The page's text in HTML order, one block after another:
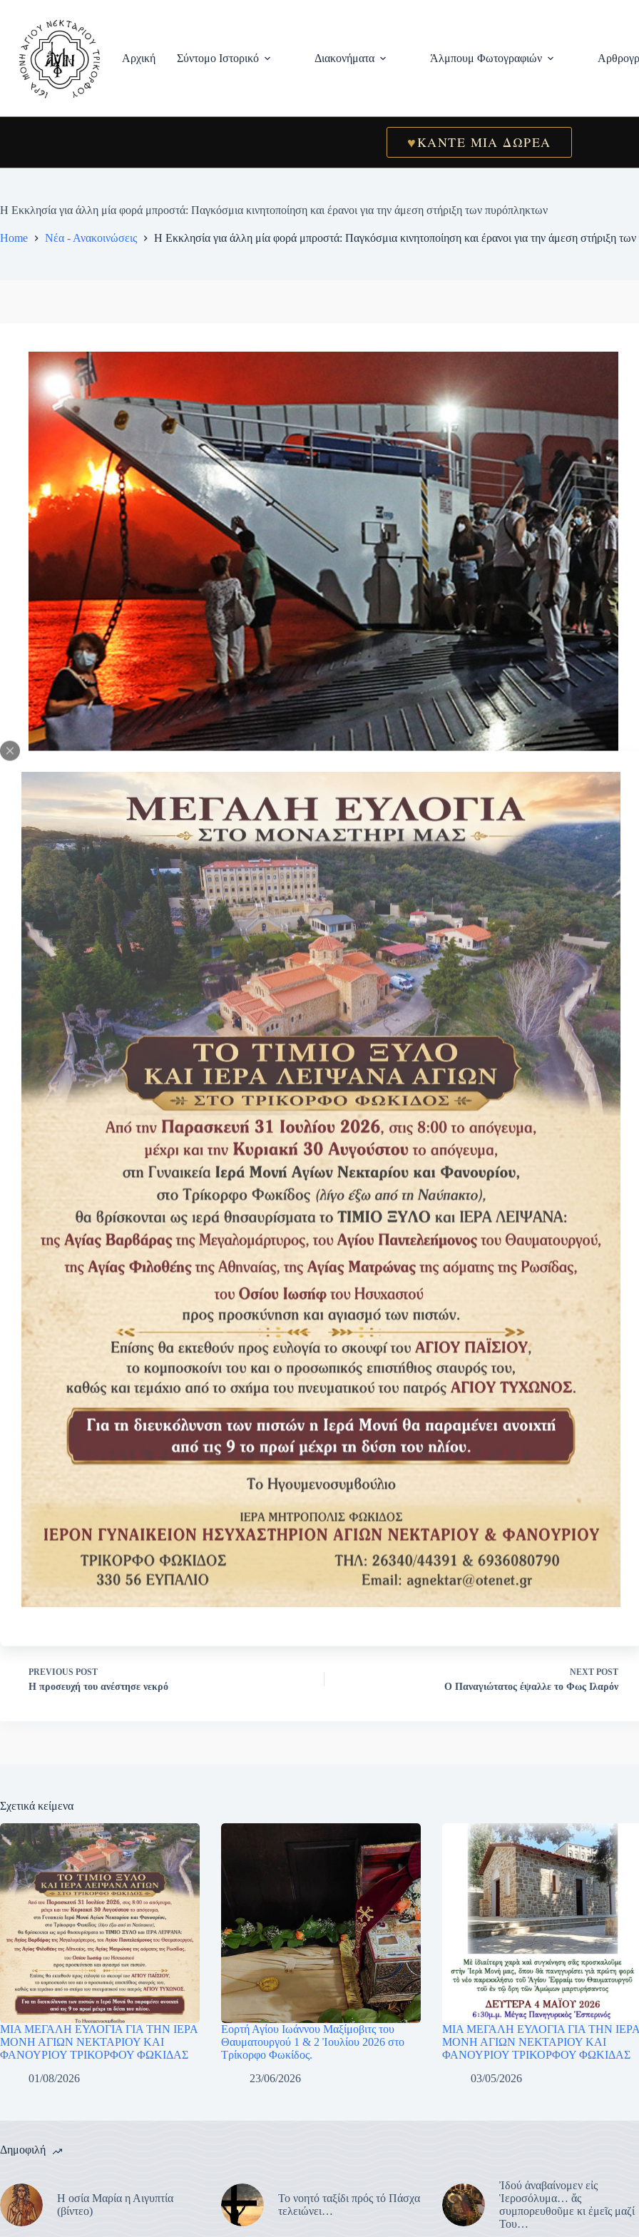
content
Αρχική Σύντομο Ιστορικό Διακονήματα Άλμπουμ Φωτογραφιών
♥ΚΑΝΤΕ ΜΙΑ ΔΩΡΕΑ
Η Εκκλησία για άλλη μία φορά μπροστά: Παγκόσμια κινητοποίηση και έρανοι για την άμεση στήριξη των πυρόπληκτων
Home Νέα - Ανακοινώσεις Η Εκκλησία για άλλη μία φορά μπροστά: Παγκόσμια κινητοποίηση και έρανοι για την άμεση στήριξη
Η Εκκλησία, για άλλη μία φορά, είναι αυτή που μπαίνει μπροστά τις κρίσιμες ώρες, προσφέροντας άμεσα και ουσιαστικά για την
υλική ανακούφιση των πυροπλήκτων στην Ελλάδα. Η κινητοποίηση είναι στα πέρατα της Υφηλίου και οι εκκλήσεις των
Ιεραρχών απευθύνονται στο παγκόσμιο πλήρωμα της Εκκλησίας για εράνους και άμεσες δωρεές που θα είναι άμεσα
αξιοποιήσιμες.
Η Ιερά Αρχιεπικοπή Αυστραλίας, η Ιερά Αρχιεπισκοπή Αμερικής, η Ιερά Αρχιεπισκοπή Θυατείρων και Μεγάλης Βρετανίας και
φυσικά οι Ιερές Μητροπόλεις της Εκκλησίας της Ελλάδος έχουν ήδη ανακοινώσει τραπεζικούς λογαριασμούς στήριξης και έχουν
προβεί σε άμεσες ουσιαστικές ενέργειες που θα συνεχιστούν με σταθερότητα τους επόμενους μήνες.
Μήνυμα συμπαράστασης προς τους πληγέντες από τις καταστροφικές πυρκαγιές στην Ελλάδα, καθώς και προς τους πυροσβέστες
που δίνουν την μάχη τους ενάντια στην πύρινη λαίλαπα, στέλνει ο Σεβ. Αρχιεπίσκοπος Θυατείρων και Μεγάλης Βρεταννίας κ.
Παράλληλα, ο Σεβασμιώτατος
απευθύνει κάλεσμα προς κληρικούς και πιστούς να συνδράμουν στον δίσκο ενίσχυσης των
ο οποίος θα περιαχθεί σε κάθε ενορία-κοινότητα της Ιεράς Αρχιεπισκοπής αυτή την Κυριακή 15 Αυγούστου
2021, τονίζοντας χαρακτηριστικά: «Δεν είναι μόνο οι δεσμοί της κοινής καταγωγής, αλλά και η χριστιανική συνείδηση που μας
καλούν να σταθούμε αλληλέγγυοι στην πανστρατιά ανάτασης της πληγωμένης Μητέρας Πατρίδας».
«Απευθύνω έκκληση προς όλες τις ενορίες της Αρχιεπισκοπής μας, να διενεργήσουν έρανο» είπε ο Σεβασμιώτατος
Αρχιεπίσκοπος Αμερικής κ. Ελπιδοφόρος σε έκτακτο μήνυμα του, με σκοπό την άμεση ενίσχυση των πυροπλήκτων της
Ελλάδας. Καλεί, επίσης, τους πιστούς των Ηνωμένων Πολιτειών σε απευθείας δωρεές
μέσω της επίσημης ιστοσελίδας
Αρχιεπισκοπής Αμερικής.
https://www.facebook.com/watch/?v=3695397134018067
www.orthodoxianewsagency.gr
Nektar
PREVIOUS POST
Η προσευχή του ανέστησε νεκρό
NEXTPOST
Ο Παναγιώτατος έψαλλε το Φως Ιλαρόν
Σχετικά κείμενα
ΜΙΑ ΜΕΓΑΛΗ ΕΥΛΟΓΙΑ ΓΙΑ ΤΗΝ ΙΕΡΑ
ΜΟΝΗ ΑΓΙΩΝ ΝΕΚΤΑΡΙΟΥ ΚΑΙ
ΦΑΝΟΥΡΙΟΥ ΤΡΙΚΟΡΦΟΥ ΦΩΚΙΔΑΣ
01/08/2026
Εορτή Αγίου Ιωάννου Μαξίμοβιτς του
Θαυματουργού 1 & 2 Ἰουλίου 2026 στο
Τρίκορφο Φωκίδος.
23/06/2026
ΜΙΑ ΜΕΓΑΛΗ ΕΥΛΟΓΙΑ ΓΙΑ ΤΗΝ ΙΕΡΑ
ΜΟΝΗ ΑΓΙΩΝ ΝΕΚΤΑΡΙΟΥ ΚΑΙ
ΦΑΝΟΥΡΙΟΥ ΤΡΙΚΟΡΦΟΥ ΦΩΚΙΔΑΣ
03/05/2026
Δημοφιλή
Η οσία Μαρία η Αιγυπτία
(βίντεο)
Το νοητό ταξίδι πρός τό Πάσχα
τελειώνει…
Ἰδού ἀναβαίνομεν εἰς
Ἱεροσόλυμα… ἄς
συμπορευθοῦμε κι ἐμεῖς μαζί
Του…